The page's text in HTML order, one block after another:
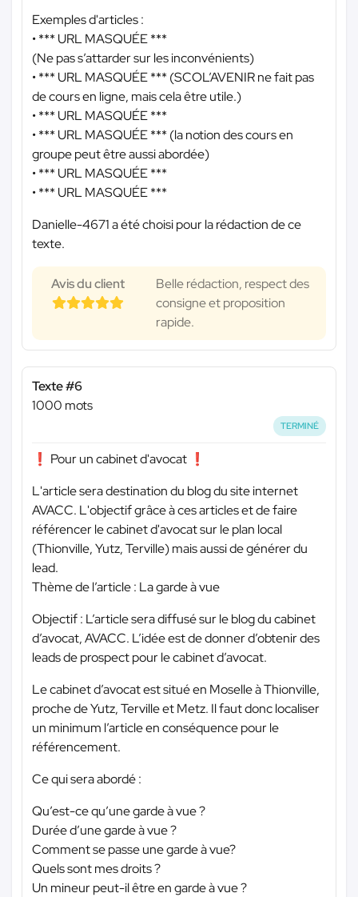
Exemples d'articles :
•*** URL MASQUÉE ***
(Ne pas s’attarder sur les inconvénients)
•*** URL MASQUÉE *** (SCOL’AVENIR ne fait pas
de cours en ligne, mais cela être utile.)
•*** URL MASQUÉE ***
•*** URL MASQUÉE *** (la notion des cours en
groupe peut être aussi abordée)
•*** URL MASQUÉE ***
•*** URL MASQUÉE ***
Danielle-4671 a été choisi pour la rédaction de ce
texte.
Avis du client
Belle rédaction, respect des
consigne et proposition
rapide.
Texte #6
1000 mots
TERMINÉ
❗ Pour un cabinet d'avocat ❗
L'article sera destination du blog du site internet
AVACC. L'objectif grâce à ces articles et de faire
référencer le cabinet d'avocat sur le plan local
(Thionville, Yutz, Terville) mais aussi de générer du
lead.
Thème de l’article : La garde à vue
Objectif : L’article sera diffusé sur le blog du cabinet
d’avocat, AVACC. L’idée est de donner d’obtenir des
leads de prospect pour le cabinet d’avocat.
Le cabinet d’avocat est situé en Moselle à Thionville,
proche de Yutz, Terville et Metz. Il faut donc localiser
un minimum l’article en conséquence pour le
référencement.
Ce qui sera abordé :
Qu’est-ce qu’une garde à vue ?
Durée d’une garde à vue ?
Comment se passe une garde à vue?
Quels sont mes droits ?
Un mineur peut-il être en garde à vue ?